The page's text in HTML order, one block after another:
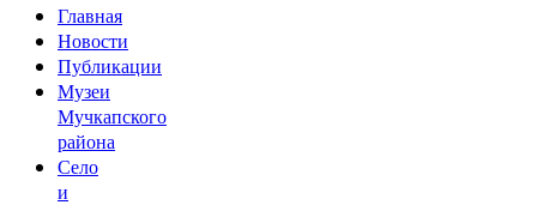
Главная
Новости
Публикации
Музеи
Мучкапского
района
Село
и